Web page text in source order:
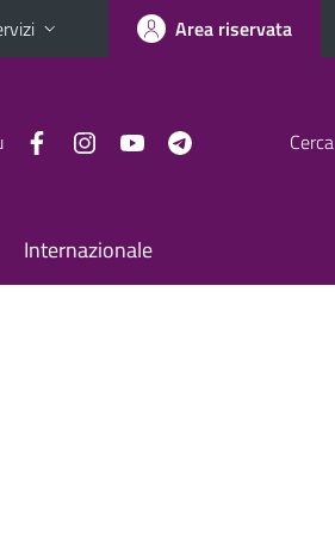
Area riservata
Cerca
Internazionale